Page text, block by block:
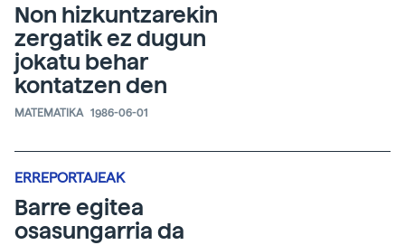
Non hizkuntzarekin
zergatik ez dugun
jokatu behar
kontatzen den
MATEMATIKA 1986-06-01
ERREPORTAJEAK
Barre egitea
osasungarria da